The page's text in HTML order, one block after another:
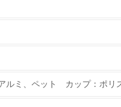
「いいえ」
ルミ、ペット カップ：ポリ